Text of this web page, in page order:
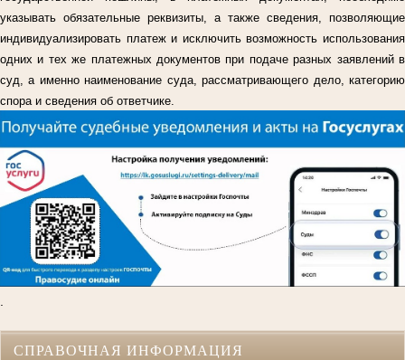
указывать обязательные реквизиты, а также сведения, позволяющие
индивидуализировать платеж и исключить возможность использования
одних и тех же платежных документов при подаче разных заявлений в
суд, а именно наименование суда, рассматривающего дело, категорию
спора и сведения об ответчике.
.
СПРАВОЧНАЯ ИНФОРМАЦИЯ